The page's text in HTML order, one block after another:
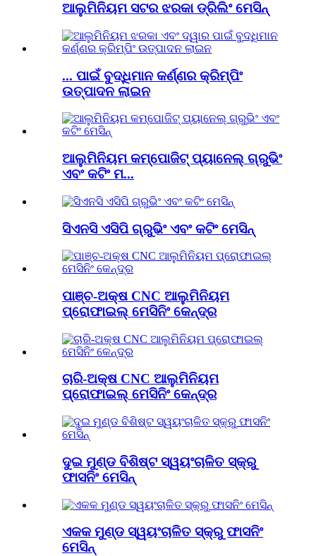
ଆଲୁମିନିୟମ ସଟର ଝରକା ଡ୍ରିଲିଂ ମେସିନ୍
... ପାଇଁ ବୁଦ୍ଧିମାନ କର୍ଣ୍ଣର କ୍ରିମ୍ପିଂ
ଉତ୍ପାଦନ ଲାଇନ
ଆଲୁମିନିୟମ କମ୍ପୋଜିଟ୍ ପ୍ୟାନେଲ୍ ଗ୍ରୁଭିଂ
ଏବଂ କଟିଂ ମ...
ସିଏନସି ଏସିପି ଗ୍ରୁଭିଂ ଏବଂ କଟିଂ ମେସିନ୍
ପାଞ୍ଚ-ଅକ୍ଷ CNC ଆଲୁମିନିୟମ
ପ୍ରୋଫାଇଲ୍ ମେସିନିଂ କେନ୍ଦ୍ର
ଚାରି-ଅକ୍ଷ CNC ଆଲୁମିନିୟମ
ପ୍ରୋଫାଇଲ୍ ମେସିନିଂ କେନ୍ଦ୍ର
ଦୁଇ ମୁଣ୍ଡ ବିଶିଷ୍ଟ ସ୍ୱୟଂଚାଳିତ ସ୍କ୍ରୁ
ଫାସନିଂ ମେସିନ୍
ଏକକ ମୁଣ୍ଡ ସ୍ୱୟଂଚାଳିତ ସ୍କ୍ରୁ ଫାସନିଂ
ମେସିନ୍